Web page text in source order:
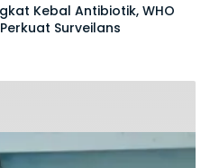
Kebal Antibiotik, WHO
Surveilans